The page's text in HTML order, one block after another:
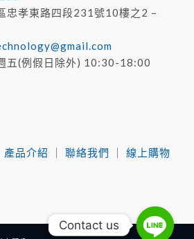
忠孝東路四段231號10樓之2 –
五(例假日除外) 10:30-18:00
產品介紹 ｜聯絡我們 ｜線上購物
Contact us
Contact us